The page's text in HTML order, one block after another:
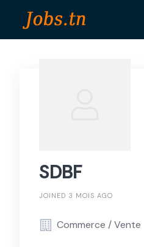
SDBF
JOINED 3 MOIS AGO
Commerce / Vente